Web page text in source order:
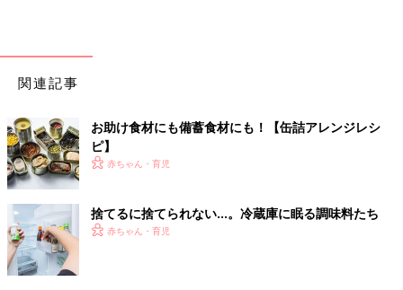
関連記事
お助け食材にも備蓄食材にも！【缶詰アレンジレシ
ピ】
赤ちゃん・育児
捨てるに捨てられない…。冷蔵庫に眠る調味料たち
赤ちゃん・育児